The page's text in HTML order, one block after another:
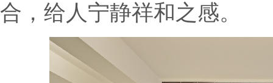
合，给人宁静祥和之感。